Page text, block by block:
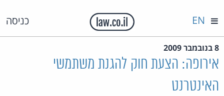
כניסה EN
8 בנובמבר 2009
אירופה: הצעת חוק להגנת משתמשי
האינטרנט